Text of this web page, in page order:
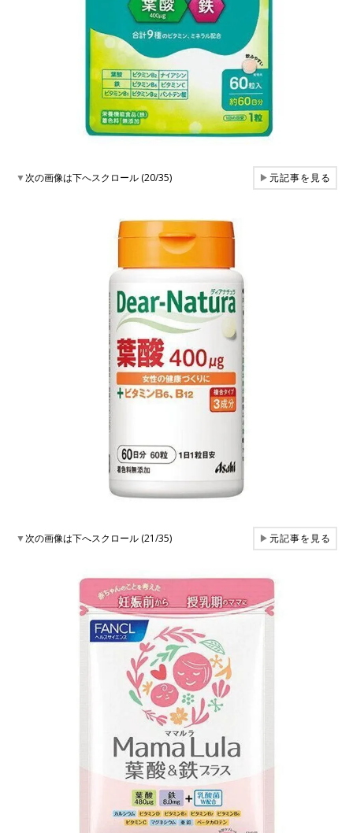
▼次の画像は下へスクロール (20/35) ▶元記事を見る
▼次の画像は下へスクロール (21/35) ▶元記事を見る